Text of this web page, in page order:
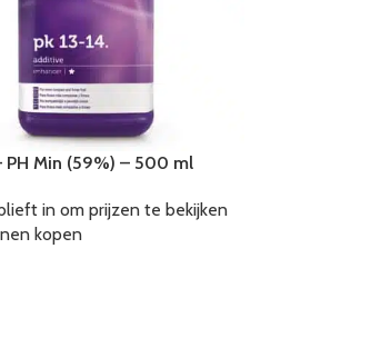
PH Min (59%) – 500 ml
in om prijzen te bekijken
kopen